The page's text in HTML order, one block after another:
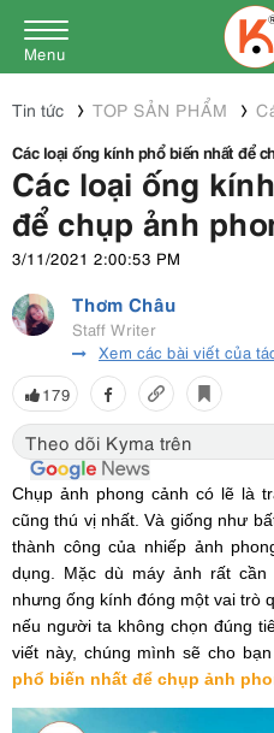
Menu
Tin tức TOP SẢN PHẨM
Các loại ống kính phổ biến nhất để
Các loại ống
để chụp ảnh
3/11/2021 2:00:53 PM
Thơm Châu
Staff Writer
Xem các bài viết của
179
Theo dõi Kyma trên
Chụp ảnh phong cảnh có lẽ là
cũng thú vị nhất. Và giống như
thành công của nhiếp ảnh
dụng. Mặc dù máy ảnh rất cần
nhưng ống kính đóng một vai trò
nếu người ta không chọn đúng
viết này, chúng mình sẽ cho
phổ biến nhất để chụp ảnh